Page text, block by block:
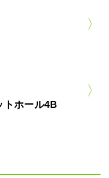
トホール4B